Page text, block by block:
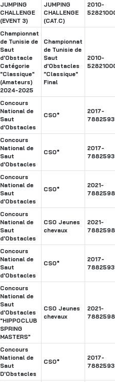
JUMPING
CHALLENGE
(EVENT 3)
JUMPING
CHALLENGE
(CAT.C)
2010-
Championnat
de Tunisie de
Saut
d'Obstacle
Catégorie
"Classique"
(Amateurs)
2024-2025
Championnat
de Tunisie de
Saut
d'Obstacles
"Classique"
Final
2010-
Concours
National de
Saut
d'Obstacles
CSO*
2017-
Concours
National de
Saut
d'Obstacles
CSO*
2017-
Concours
National de
Saut
d'Obstacles
CSO*
2021-
Concours
National de
Saut
d'Obstacles
CSO Jeunes
chevaux
2021-
Concours
National de
Saut
d'Obstacles
CSO*
2017-
Concours
National de
Saut
d'Obstacles
"HIPPOCLUB
SPRING
MASTERS"
CSO Jeunes
chevaux
2021-
Concours
National de
Saut
D'Obstacles
CSO*
2017-